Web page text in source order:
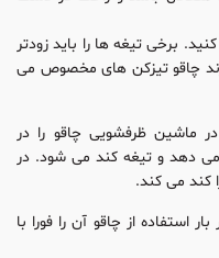
برخی تیغه ها را باید زودتر
چاقو تیزکن های مخصوص می
ماشین ظرفشویی چاقو را در
دهد و تیغه کند می شود. در
کند می کند.
استفاده از چاقو آن را فورا با